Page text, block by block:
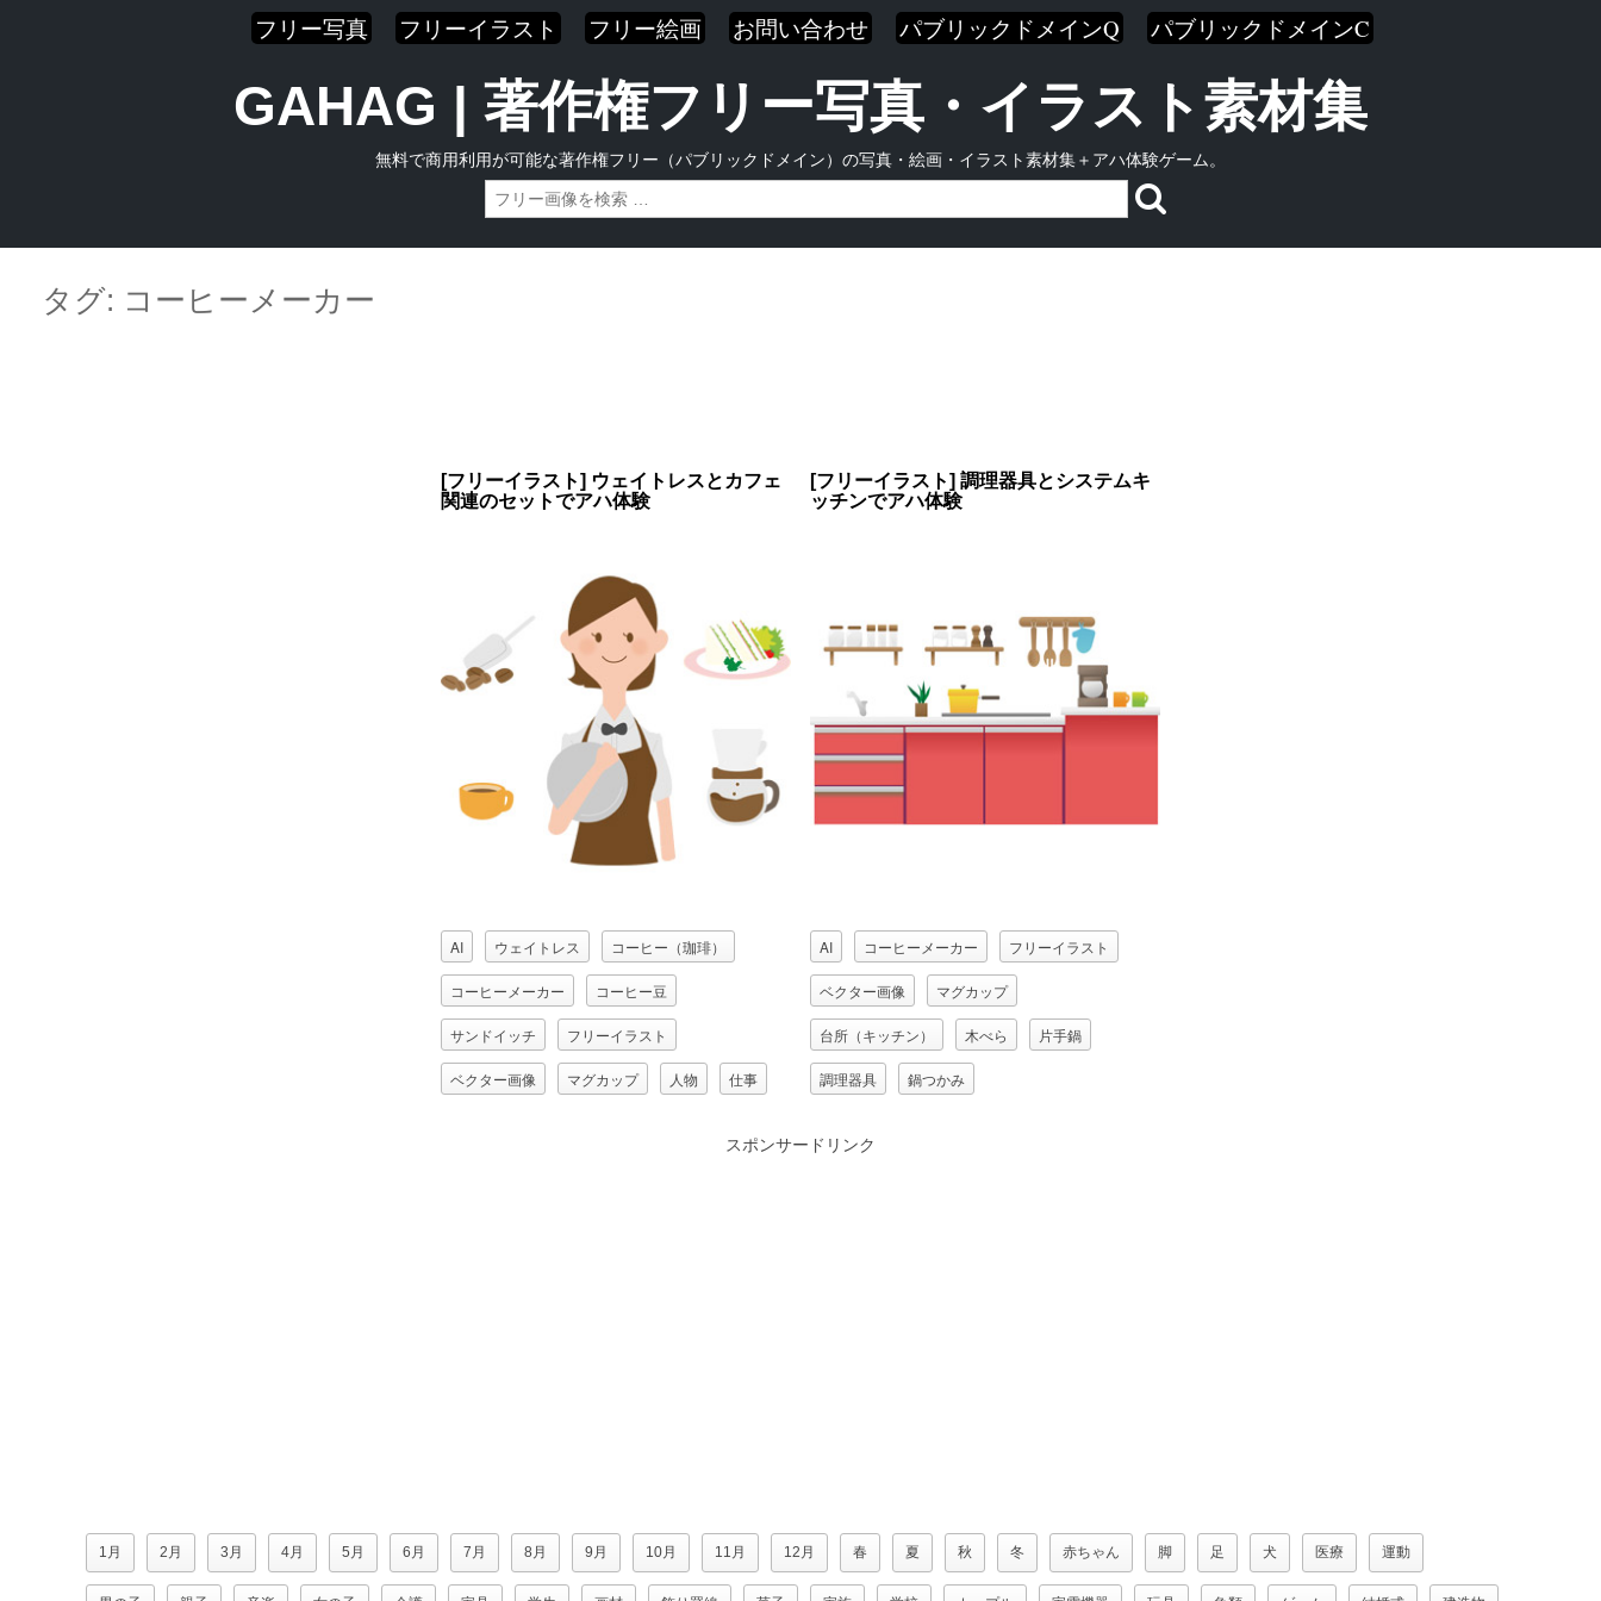
フリー写真 フリーイラスト フリー絵画 お問い合わせ パブリックドメインQ パブリックドメインC
GAHAG | 著作権フリー写真・イラスト素材集
無料で商用利用が可能な著作権フリー（パブリックドメイン）の写真・絵画・イラスト素材集＋アハ体験ゲーム。
contentタグ: コーヒーメーカー
[フリーイラスト] ウェイトレスとカフェ
関連のセットでアハ体験
AI ウェイトレス コーヒー（珈琲）
コーヒーメーカー コーヒー豆
サンドイッチ フリーイラスト
ベクター画像 マグカップ 人物 仕事
[フリーイラスト] 調理器具とシステムキ
ッチンでアハ体験
AI コーヒーメーカー フリーイラスト
ベクター画像 マグカップ
台所（キッチン） 木べら 片手鍋
調理器具 鍋つかみ
スポンサードリンク
1月 2月 3月 4月 5月 6月 7月 8月 9月 10月 11月 12月 春 夏 秋 冬 赤ちゃん 脚 足 犬 医療 運動